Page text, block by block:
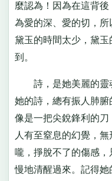
麼認為！因為在這背
為愛的深、愛的切，
黛玉的時間太少，黛
到。
詩，是她美麗的靈
她的詩，總有振人肺
像是一把尖銳鋒利的
人有至窒息的幻覺，
嚨，掙脫不了的傷感
慢地清醒過來。記得她